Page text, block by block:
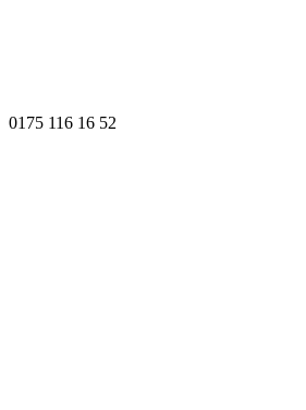
0175 116 16 52